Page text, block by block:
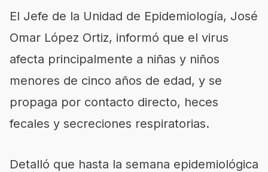
El Jefe de la Unidad de Epidemiología, José
Omar López Ortiz, informó que el virus
afecta principalmente a niñas y niños
menores de cinco años de edad, y se
propaga por contacto directo, heces
fecales y secreciones respiratorias.
Detalló que hasta la semana epidemiológica